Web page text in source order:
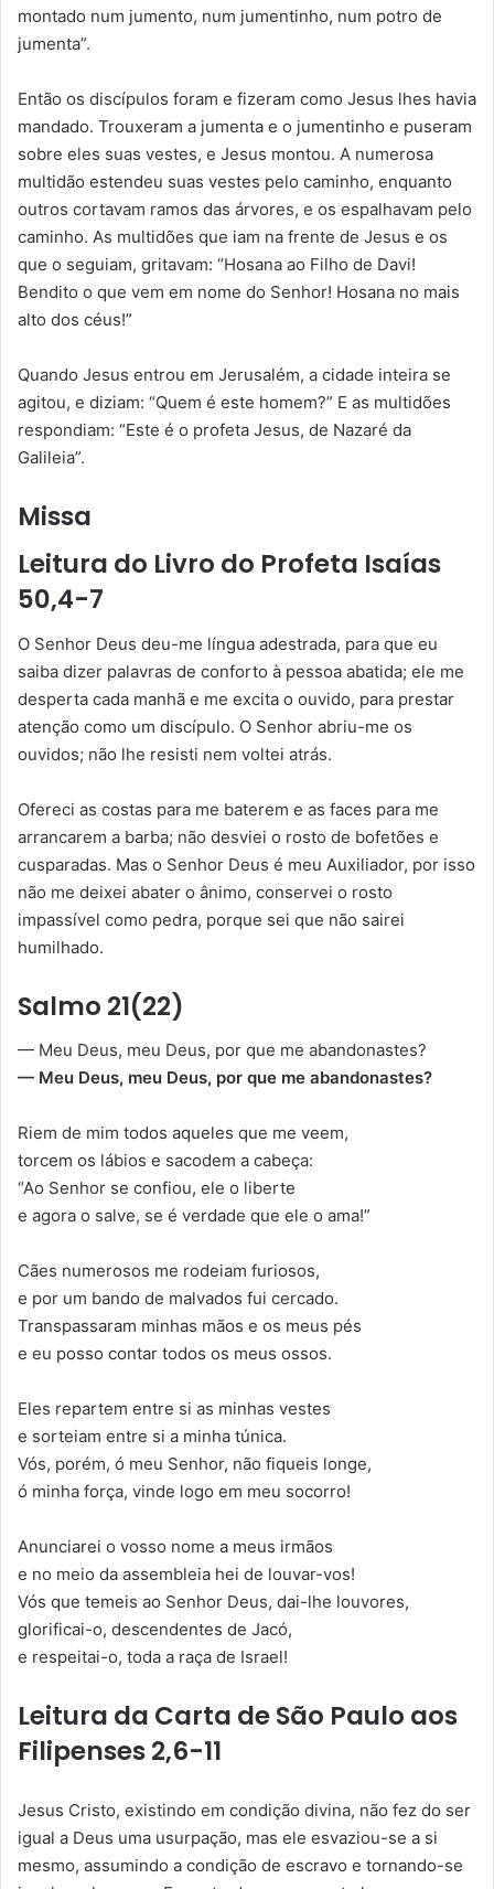
montado num jumento, num jumentinho, num potro de
jumenta”.
Então os discípulos foram e fizeram como Jesus lhes havia
mandado. Trouxeram a jumenta e o jumentinho e puseram
sobre eles suas vestes, e Jesus montou. A numerosa
multidão estendeu suas vestes pelo caminho, enquanto
outros cortavam ramos das árvores, e os espalhavam pelo
caminho. As multidões que iam na frente de Jesus e os
que o seguiam, gritavam: “Hosana ao Filho de Davi!
Bendito o que vem em nome do Senhor! Hosana no mais
alto dos céus!”
Quando Jesus entrou em Jerusalém, a cidade inteira se
agitou, e diziam: “Quem é este homem?” E as multidões
respondiam: “Este é o profeta Jesus, de Nazaré da
Galileia”.
Missa
Leitura do Livro do Profeta Isaías
50,4-7
O Senhor Deus deu-me língua adestrada, para que eu
saiba dizer palavras de conforto à pessoa abatida; ele me
desperta cada manhã e me excita o ouvido, para prestar
atenção como um discípulo. O Senhor abriu-me os
ouvidos; não lhe resisti nem voltei atrás.
Ofereci as costas para me baterem e as faces para me
arrancarem a barba; não desviei o rosto de bofetões e
cusparadas. Mas o Senhor Deus é meu Auxiliador, por isso
não me deixei abater o ânimo, conservei o rosto
impassível como pedra, porque sei que não sairei
humilhado.
Salmo 21(22)
— Meu Deus, meu Deus, por que me abandonastes?
— Meu Deus, meu Deus, por que me abandonastes?
Riem de mim todos aqueles que me veem,
torcem os lábios e sacodem a cabeça:
“Ao Senhor se confiou, ele o liberte
e agora o salve, se é verdade que ele o ama!”
Cães numerosos me rodeiam furiosos,
e por um bando de malvados fui cercado.
Transpassaram minhas mãos e os meus pés
e eu posso contar todos os meus ossos.
Eles repartem entre si as minhas vestes
e sorteiam entre si a minha túnica.
Vós, porém, ó meu Senhor, não fiqueis longe,
ó minha força, vinde logo em meu socorro!
Anunciarei o vosso nome a meus irmãos
e no meio da assembleia hei de louvar-vos!
Vós que temeis ao Senhor Deus, dai-lhe louvores,
glorificai-o, descendentes de Jacó,
e respeitai-o, toda a raça de Israel!
Leitura da Carta de São Paulo aos
Filipenses 2,6-11
Jesus Cristo, existindo em condição divina, não fez do ser
igual a Deus uma usurpação, mas ele esvaziou-se a si
mesmo, assumindo a condição de escravo e tornando-se